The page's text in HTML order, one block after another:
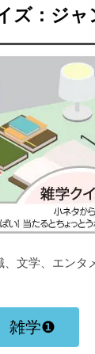
ズ：ジ
、文学、エンタ
雑学❶